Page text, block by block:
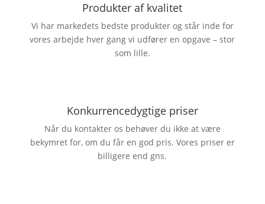
Produkter af kvalitet
Vi har markedets bedste produkter og står inde for
vores arbejde hver gang vi udfører en opgave – stor
som lille.
Konkurrencedygtige priser
Når du kontakter os behøver du ikke at være
bekymret for, om du får en god pris. Vores priser er
billigere end gns.